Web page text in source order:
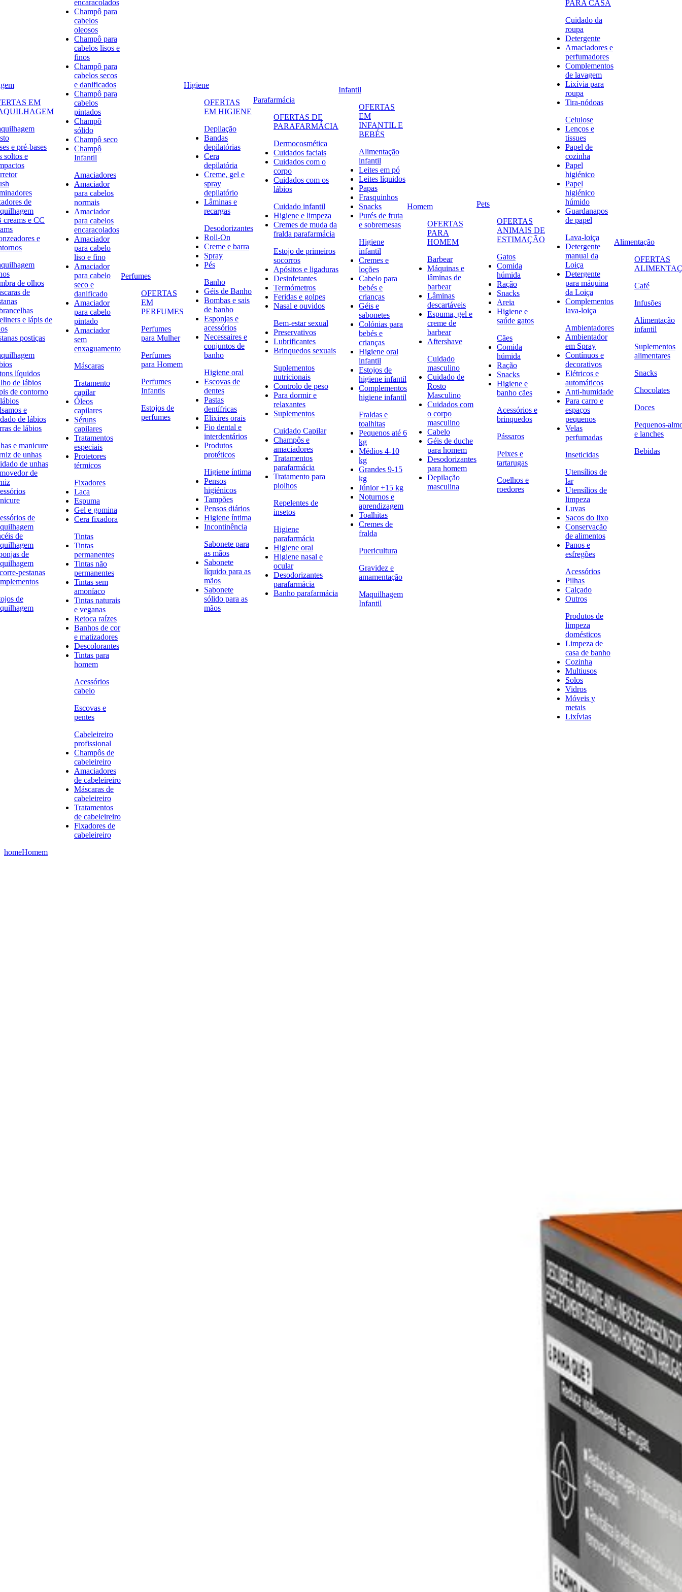
EM
e pré-bases
soltos e
de
creams e CC
e
de olhos
de
e lápis de
postiças
líquidos
de lábios
de contorno
e
de lábios
de lábios
e manicure
de unhas
de unhas
de
de
de
de
pestanas
de
encaracolados
Champô para
cabelos
oleosos
Champô para
cabelos lisos e
finos
Champô para
cabelos secos
e danificados
Champô para
cabelos
pintados
Champô
sólido
Champô seco
Champô
Infantil
Amaciadores
Amaciador
para cabelos
normais
Amaciador
para cabelos
encaracolados
Amaciador
para cabelo
liso e fino
Amaciador
para cabelo
seco e
danificado
Amaciador
para cabelo
pintado
Amaciador
sem
enxaguamento
Máscaras
Tratamento
capilar
Óleos
capilares
Séruns
capilares
Tratamentos
especiais
Protetores
térmicos
Fixadores
Laca
Espuma
Gel e gomina
Cera fixadora
Tintas
Tintas
permanentes
Tintas não
permanentes
Tintas sem
amoníaco
Tintas naturais
e veganas
Retoca raízes
Banhos de cor
e matizadores
Descolorantes
Tintas para
homem
Acessórios
cabelo
Escovas e
pentes
Cabeleireiro
profissional
Champôs de
cabeleireiro
Amaciadores
de cabeleireiro
Máscaras de
cabeleireiro
Tratamentos
de cabeleireiro
Fixadores de
cabeleireiro
Perfumes
OFERTAS
EM
PERFUMES
Perfumes
para Mulher
Perfumes
para Homem
Perfumes
Infantis
Estojos de
perfumes
Higiene
OFERTAS
EM HIGIENE
Depilação
Bandas
depilatórias
Cera
depilatória
Creme, gel e
spray
depilatório
Lâminas e
recargas
Desodorizantes
Roll-On
Creme e barra
Spray
Pés
Banho
Géis de Banho
Bombas e sais
de banho
Esponjas e
acessórios
Necessaires e
conjuntos de
banho
Higiene oral
Escovas de
dentes
Pastas
dentífricas
Elixires orais
Fio dental e
interdentários
Produtos
protéticos
Higiene íntima
Pensos
higiénicos
Tampões
Pensos diários
Higiene íntima
Incontinência
Sabonete para
as mãos
Sabonete
líquido para as
mãos
Sabonete
sólido para as
mãos
Parafarmácia
OFERTAS DE
PARAFARMÁCIA
Dermocosmética
Cuidados faciais
Cuidados com o
corpo
Cuidados com os
lábios
Cuidado infantil
Higiene e limpeza
Cremes de muda da
fralda parafarmácia
Estojo de primeiros
socorros
Apósitos e ligaduras
Desinfetantes
Termómetros
Feridas e golpes
Nasal e ouvidos
Bem-estar sexual
Preservativos
Lubrificantes
Brinquedos sexuais
Suplementos
nutricionais
Controlo de peso
Para dormir e
relaxantes
Suplementos
Cuidado Capilar
Champôs e
amaciadores
Tratamentos
parafarmácia
Tratamento para
piolhos
Repelentes de
insetos
Higiene
parafarmácia
Higiene oral
Higiene nasal e
ocular
Desodorizantes
parafarmácia
Banho parafarmácia
Infantil
OFERTAS
EM
INFANTIL E
BEBÉS
Alimentação
infantil
Leites em pó
Leites líquidos
Papas
Frasquinhos
Snacks
Purés de fruta
e sobremesas
Higiene
infantil
Cremes e
loções
Cabelo para
bebés e
crianças
Géis e
sabonetes
Colónias para
bebés e
crianças
Higiene oral
infantil
Estojos de
higiene infantil
Complementos
higiene infantil
Fraldas e
toalhitas
Pequenos até 6
kg
Médios 4-10
kg
Grandes 9-15
kg
Júnior +15 kg
Noturnos e
aprendizagem
Toalhitas
Cremes de
fralda
Puericultura
Gravidez e
amamentação
Maquilhagem
Infantil
Homem
OFERTAS
PARA
HOMEM
Barbear
Máquinas e
lâminas de
barbear
Lâminas
descartáveis
Espuma, gel e
creme de
barbear
Aftershave
Cuidado
masculino
Cuidado de
Rosto
Masculino
Cuidados com
o corpo
masculino
Cabelo
Géis de duche
para homem
Desodorizantes
para homem
Depilação
masculina
Pets
OFERTAS
ANIMAIS DE
ESTIMAÇÃO
Gatos
Comida
húmida
Ração
Snacks
Areia
Higiene e
saúde gatos
Cães
Comida
húmida
Ração
Snacks
Higiene e
banho cães
Acessórios e
brinquedos
Pássaros
Peixes e
tartarugas
Coelhos e
roedores
PARA CASA
Cuidado da
roupa
Detergente
Amaciadores e
perfumadores
Complementos
de lavagem
Lixívia para
roupa
Tira-nódoas
Celulose
Lenços e
tissues
Papel de
cozinha
Papel
higiénico
Papel
higiénico
húmido
Guardanapos
de papel
Lava-loiça
Detergente
manual da
Loiça
Detergente
para máquina
da Loiça
Complementos
lava-loiça
Ambientadores
Ambientador
em Spray
Contínuos e
decorativos
Elétricos e
automáticos
Anti-humidade
Para carro e
espaços
pequenos
Velas
perfumadas
Inseticidas
Utensílios de
lar
Utensílios de
limpeza
Luvas
Sacos do lixo
Conservação
de alimentos
Panos e
esfregões
Acessórios
Pilhas
Calçado
Outros
Produtos de
limpeza
domésticos
Limpeza de
casa de banho
Cozinha
Multiusos
Solos
Vidros
Móveis y
metais
Lixívias
Alimentação
OFERTAS
Café
Infusões
Alimentação
infantil
Suplementos
alimentares
Snacks
Chocolates
Doces
Pequenos-
e lanches
Bebidas
homeHomem